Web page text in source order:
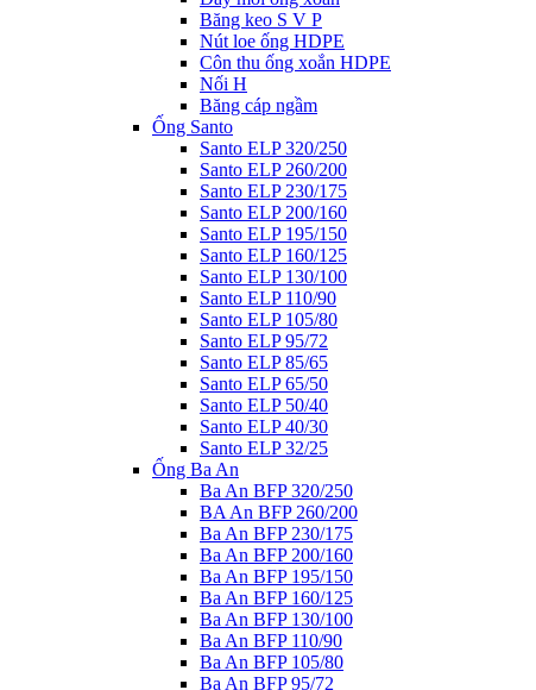
Băng keo S V P
Nút loe ống HDPE
Côn thu ống xoắn HDPE
Nối H
Băng cáp ngầm
Ống Santo
Santo ELP 320/250
Santo ELP 260/200
Santo ELP 230/175
Santo ELP 200/160
Santo ELP 195/150
Santo ELP 160/125
Santo ELP 130/100
Santo ELP 110/90
Santo ELP 105/80
Santo ELP 95/72
Santo ELP 85/65
Santo ELP 65/50
Santo ELP 50/40
Santo ELP 40/30
Santo ELP 32/25
Ống Ba An
Ba An BFP 320/250
BA An BFP 260/200
Ba An BFP 230/175
Ba An BFP 200/160
Ba An BFP 195/150
Ba An BFP 160/125
Ba An BFP 130/100
Ba An BFP 110/90
Ba An BFP 105/80
Ba An BFP 95/72